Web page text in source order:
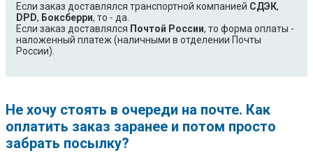
Если заказ доставлялся транспортной компанией СДЭК,
DPD, Боксберри, то - да.
Если заказ доставлялся Почтой России, то форма оплаты -
наложенный платеж (наличными в отделении Почты
России).
Не хочу стоять в очереди на почте. Как
оплатить заказ заранее и потом просто
забрать посылку?